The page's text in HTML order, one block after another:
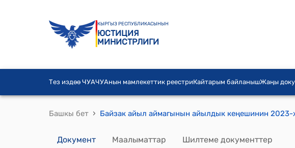
КЫРГЫЗ РЕСПУБЛИКАСЫНЫН
ЮСТИЦИЯ
МИНИСТРЛИГИ
Тез издөө ЧУАЧУАнын мамлекеттик реестриКайтарым байланышЖаңы
Башкы бет ›
Документ Маалыматтар Шилтеме документтер